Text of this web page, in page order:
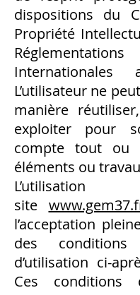
dispositions du
Propriété
Réglementations
Internationales
L’utilisateur ne
manière
exploiter pour
compte tout ou
éléments ou
site
l’acceptation
des conditions
d’utilisation ci-
Ces conditions